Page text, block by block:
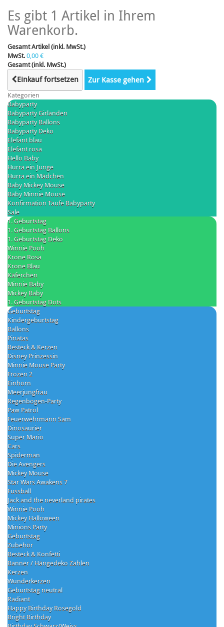
Es gibt 1 Artikel in Ihrem
Warenkorb.
Gesamt Artikel (inkl. MwSt.)
MwSt.0,00 €
Gesamt (inkl. MwSt.)
Einkauf fortsetzen Zur Kasse gehen
Kategorien
Babyparty
Babyparty Girlanden
Babyparty Ballons
Babyparty Deko
Elefant blau
Elefant rosa
Hello Baby
Hurra ein Junge
Hurra ein Mädchen
Baby Mickey Mouse
Baby Minnie Mouse
Konfirmation Taufe Babyparty
Sale
1. Geburtstag
1. Geburtstag Ballons
1. Geburtstag Deko
Winnie Pooh
Krone Rosa
Krone Blau
Käferchen
Minnie Baby
Mickey Baby
1. Geburtstag Dots
Geburtstag
Kindergeburtstag
Ballons
Pinatas
Besteck & Kerzen
Disney Prinzessin
Minnie Mouse Party
Frozen 2
Einhorn
Meerjungfrau
Regenbogen-Party
Paw Patrol
Feuerwehrmann Sam
Dinosaurier
Super Mario
Cars
Spiderman
Die Avengers
Mickey Mouse
Star Wars Awakens 7
Fussball
Jack and the neverland pirates
Winnie Pooh
Mickey Halloween
Minions Party
Geburtstag
Zubehör
Besteck & Konfetti
Banner / Hängedeko Zahlen
Kerzen
Wunderkerzen
Geburtstag neutral
Radiant
Happy Birthday Rosegold
Bright Birthday